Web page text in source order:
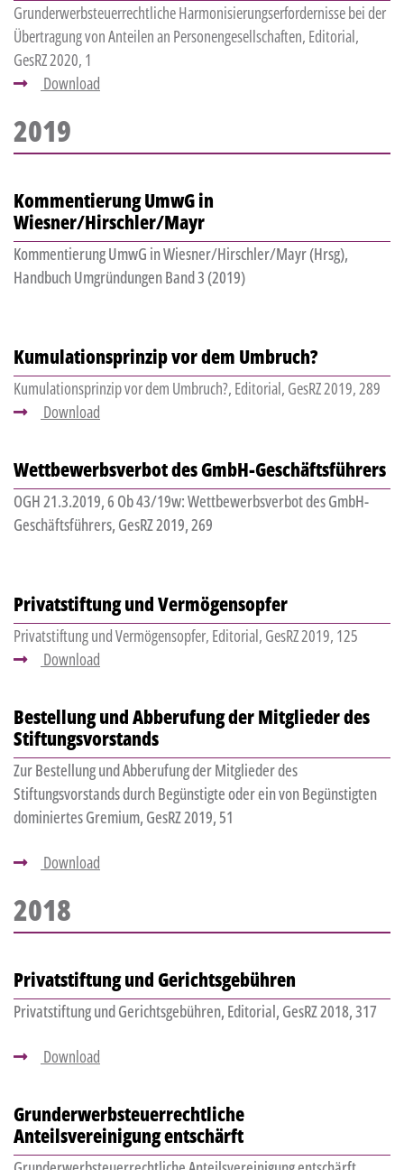
Grunderwerbsteuerrechtliche Harmonisierungserfordernisse bei der
Übertragung von Anteilen an Personengesellschaften, Editorial,
GesRZ 2020, 1
Download
2019
Kommentierung UmwG in
Wiesner/Hirschler/Mayr
Kommentierung UmwG in Wiesner/Hirschler/Mayr (Hrsg),
Handbuch Umgründungen Band 3 (2019)
Kumulationsprinzip vor dem Umbruch?
Kumulationsprinzip vor dem Umbruch?, Editorial, GesRZ 2019, 289
Download
Wettbewerbsverbot des GmbH-Geschäftsführers
OGH 21.3.2019, 6 Ob 43/19w: Wettbewerbsverbot des GmbH-
Geschäftsführers, GesRZ 2019, 269
Privatstiftung und Vermögensopfer
Privatstiftung und Vermögensopfer, Editorial, GesRZ 2019, 125
Download
Bestellung und Abberufung der Mitglieder des
Stiftungsvorstands
Zur Bestellung und Abberufung der Mitglieder des
Stiftungsvorstands durch Begünstigte oder ein von Begünstigten
dominiertes Gremium, GesRZ 2019, 51
Download
2018
Privatstiftung und Gerichtsgebühren
Privatstiftung und Gerichtsgebühren, Editorial, GesRZ 2018, 317
Download
Grunderwerbsteuerrechtliche
Anteilsvereinigung entschärft